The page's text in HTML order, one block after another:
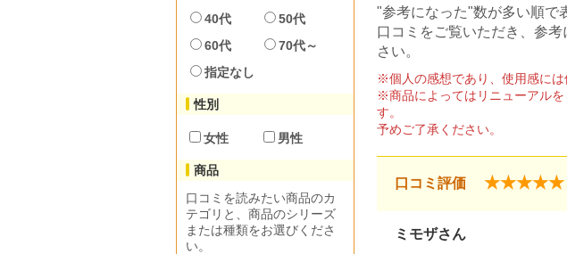
"参考になった"数が多い順で
口コミをご覧いただき、参
さい。
※個人の感想であり、使用感には
※商品によってはリニューアル
す。
予めご了承ください。
口コミ評価 ★★★★★
ミモザさん
40代
50代
60代
70代～
指定なし
性別
女性 男性
商品
口コミを読みたい商品のカ
テゴリと、商品のシリーズ
または種類をお選びくださ
い。